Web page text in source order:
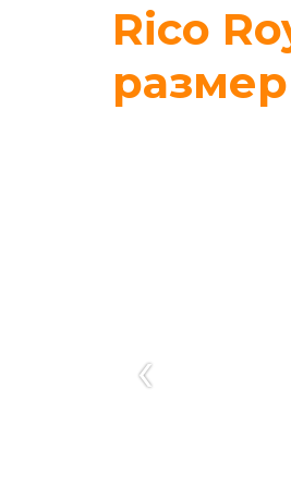
Rico
размер
‹